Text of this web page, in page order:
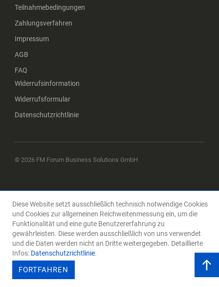
Teilnahmebedingungen
Zahlungsverfahren
Impressum
AGB
FAQ
Widerrufsinformation
Widerrufsformular
Datenschutzrichtlinie
© 2026 FM Forum Business Solutions GmbH
Diese Website setzt ausschließlich technisch notwendige Cookies
und Cookies zur allgemeinen Reichweitenmessung ein, um die
Funktionalität und eine gute Benutzererfahrung zu
gewährleisten. Diese werden ausschließlich von uns verwendet
und die Daten werden nicht an Dritte weitergegeben. Detaillierte
Infos: Datenschutzrichtlinie.
FORTFAHREN